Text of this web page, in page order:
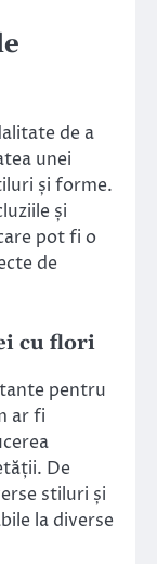
de a
unei
și forme.
și
pot fi o
de
cu flori
pentru
ar fi
De
stiluri și
la diverse